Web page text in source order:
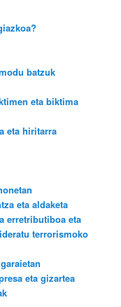
batzuk
eta biktima
eta hiritarra
eta aldaketa
erretributiboa eta
terrorismoko
eta gizartea